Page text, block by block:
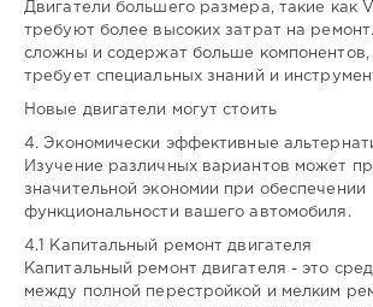
Двигатели большего размера, такие как
требуют более высоких затрат на
сложны и содержат больше компонентов,
требует специальных знаний и
Новые двигатели могут стоить
4. Экономически эффективные
Изучение различных вариантов может
значительной экономии при обеспечении
функциональности вашего автомобиля.
4.1 Капитальный ремонт двигателя
Капитальный ремонт двигателя - это
между полной перестройкой и мелким